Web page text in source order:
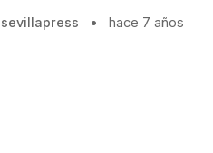
sevillapress • hace 7 años